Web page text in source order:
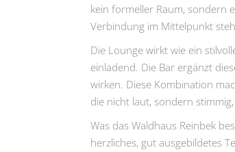
kein formeller Raum, sondern
Verbindung im Mittelpunkt
Die Lounge wirkt wie ein
einladend. Die Bar ergänzt
wirken. Diese Kombination
die nicht laut, sondern
Was das Waldhaus Reinbek
herzliches, gut ausgebildetes